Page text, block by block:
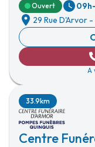
Ouvert
29 Rue D'Arvor -
A
Centre
33.9km